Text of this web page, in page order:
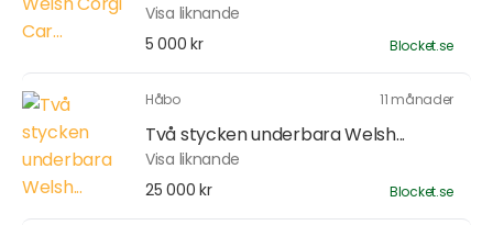
Visa liknande
5 000 kr
Blocket.se
Håbo 11 månader
Två stycken underbara Welsh...
Visa liknande
25 000 kr
Blocket.se